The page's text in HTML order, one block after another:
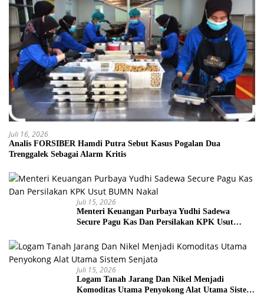
Juli 16, 2026
Analis FORSIBER Hamdi Putra Sebut Kasus Pogalan Dua
Trenggalek Sebagai Alarm Kritis
Juli 15, 2026
Menteri Keuangan Purbaya Yudhi Sadewa
Secure Pagu Kas Dan Persilakan KPK Usut
Juli 15, 2026
Logam Tanah Jarang Dan Nikel Menjadi
Komoditas Utama Penyokong Alat Utama Sistem